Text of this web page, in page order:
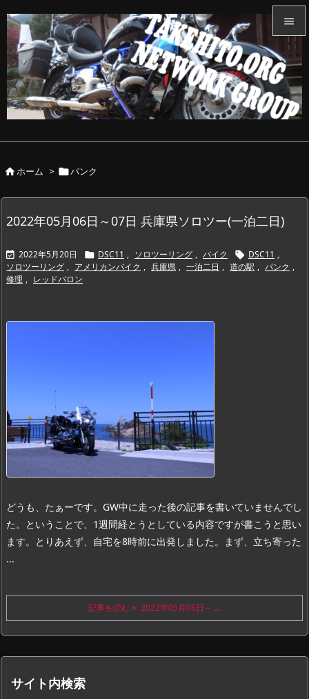


メニュ

サイド


ホーム > パンク
2022年05月06日～07日 兵庫県ソロツー(一泊二日)
 2022年5月20日  DSC11 , ソロツーリング , バイク  DSC11 ,
ソロツーリング , アメリカンバイク , 兵庫県 , 一泊二日 , 道の駅 , パンク ,
修理 , レッドバロン
どうも、たぁーです。 GW中に走った後の記事を書いていませんでし
た。
ということで、1週間経とうとしている内容ですが書こうと思い
ます。
とりあえず、自宅を8時前に出発しました。
まず、立ち寄った
...
記事を読む 2022年05月06日～ ...
サイト内検索